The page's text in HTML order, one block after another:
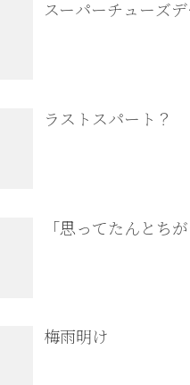
スーパーチューズ
ラストスパート？
「思ってたんと
梅雨明け